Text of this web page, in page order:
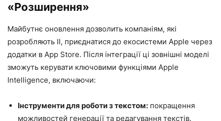
«Розширення»
Майбутнє оновлення дозволить компаніям, які
розробляють ІІ, приєднатися до екосистеми Apple через
додатки в App Store. Після інтеграції ці зовнішні моделі
зможуть керувати ключовими функціями Apple
Intelligence, включаючи:
Інструменти для роботи з текстом: покращення
можливостей генерації та редагування текстів.